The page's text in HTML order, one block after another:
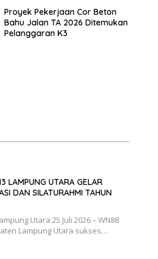
Proyek Pekerjaan Cor Beton
Bahu Jalan TA 2026 Ditemukan
Pelanggaran K3
LAMPUNG UTARA GELAR
DAN SILATURAHMI TAHUN
Utara 25 Juli 2026 – WN88
Lampung Utara sukses…